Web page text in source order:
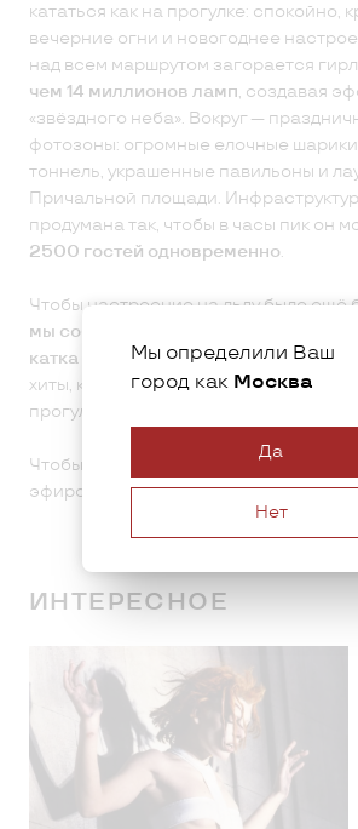
Мы определили Ваш
город как Москва
Да
Нет
кататься как на прогулке: спокойно,
вечерние огни и новогоднее
над всем маршрутом загорается
чем 14 миллионов ламп, создавая
«звёздного неба». Вокруг —
фотозоны: огромные елочные
тоннель, украшенные павильоны и
Причальной площади.
продумана так, чтобы в часы пик он
2500 гостей одновременно.
Чтобы настроение на льду было ещё
мы собрали специальный
катка в Коломенском: мягкие
хиты, которые создают ту самую
прогулки у реки.
Чтобы получить приглашение на
эфиром, анонсами на сайте и в наших
ИНТЕРЕСНОЕ